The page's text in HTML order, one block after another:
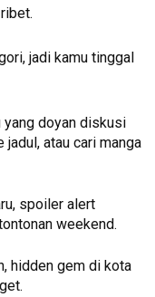
jadi kamu tinggal
yang doyan diskusi
atau cari manga
spoiler alert
weekend.
hidden gem di kota